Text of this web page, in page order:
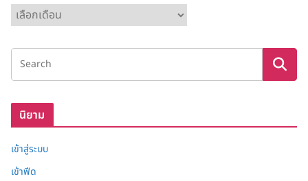
ลั
ง
ก็
นิยาม
เข้าสู่ระบบ
เข้าฟีด